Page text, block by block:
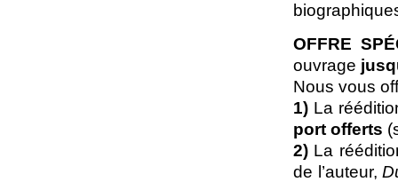
OFFRE
ouvrage
Nous vous
1) La
port offerts
2) La
de l’auteur,